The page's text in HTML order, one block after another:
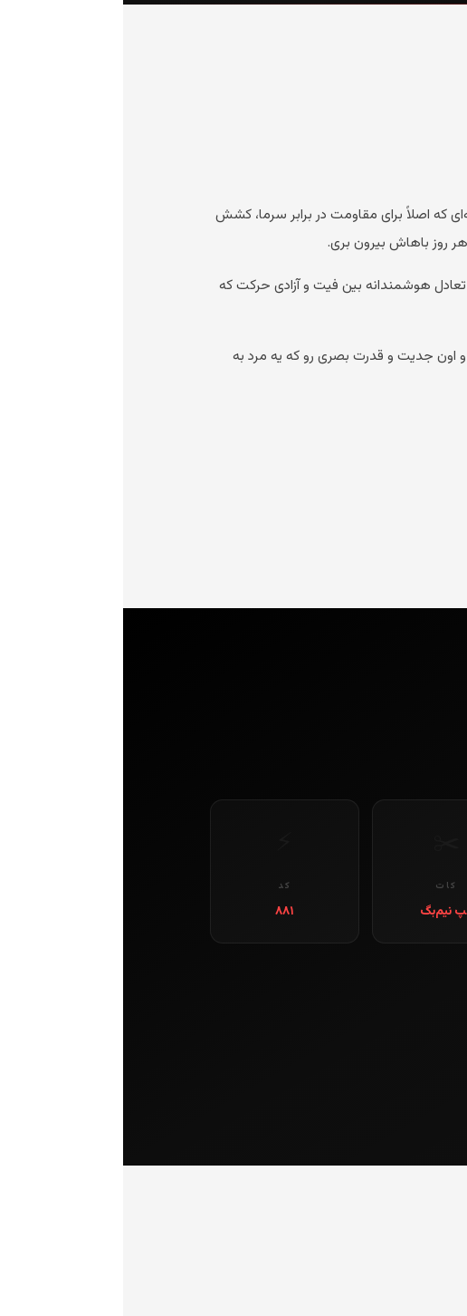
که اصلاً برای مقاومت در برابر سرما، کشش
روز باهاش بیرون بری.
هوشمندانه بین فیت و آزادی حرکت که
جدیت و قدرت بصری رو که یه مرد به
کات
نیم‌بگ
کد
۸۸۱